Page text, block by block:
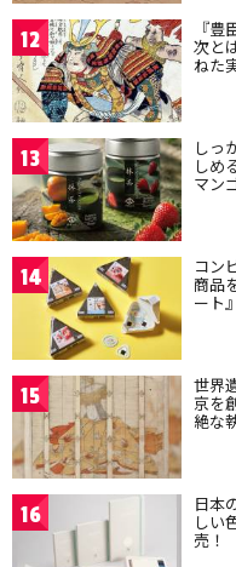
12 『
次と
ねた
13 しっ
しめ
マン
14 コン
商品
ート
15 世界
京を
絶な
16 日本
しい
売！